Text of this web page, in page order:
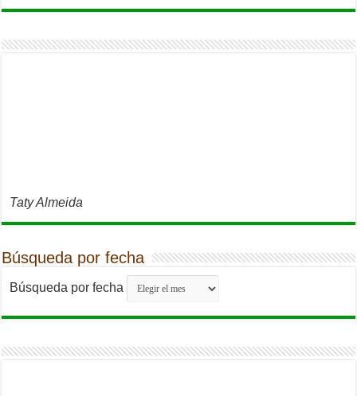
Taty Almeida
Búsqueda por fecha
Búsqueda por fecha